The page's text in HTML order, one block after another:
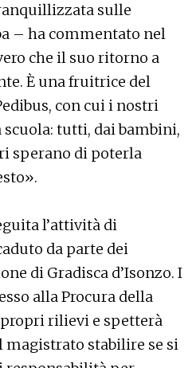
sulle
– ha commentato nel
che il suo ritorno a
È una fruitrice del
con cui i nostri
tutti, dai bambini,
sperano di poterla
l’attività di
da parte dei
di Gradisca d’Isonzo. I
alla Procura della
propri rilievi e spetterà
magistrato stabilire se si